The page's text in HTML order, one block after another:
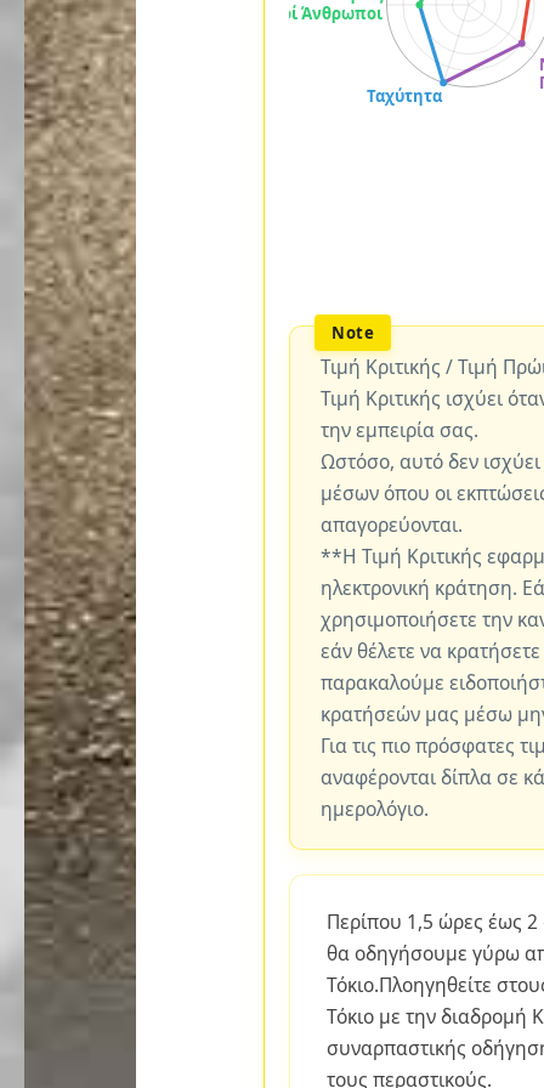
Τιμή Κριτικής / Τιμή
Τιμή Κριτικής ισχύει
την εμπειρία σας.
Ωστόσο, αυτό δεν
μέσων όπου οι
απαγορεύονται.
**Η Τιμή Κριτικής
ηλεκτρονική κράτηση.
χρησιμοποιήσετε την
εάν θέλετε να
παρακαλούμε
κρατήσεών μας μέσω
Για τις πιο πρόσφατες
αναφέρονται δίπλα σε
ημερολόγιο.
Περίπου 1,5 ώρες έως
θα οδηγήσουμε γύρω
Τόκιο.Πλοηγηθείτε
Τόκιο με την διαδρομή
συναρπαστικής
τους περαστικούς.